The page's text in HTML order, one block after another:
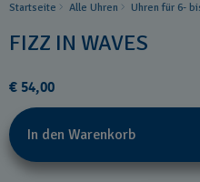
Startseite Alle Uhren Uhren für 6-
FIZZ IN WAVES
€ 54,00
In den Warenkorb